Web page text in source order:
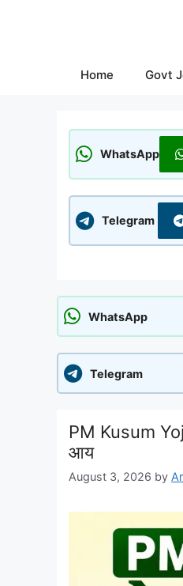
Home Govt
WhatsApp
Telegram
WhatsApp
Telegram
PM Kusum
आय
August 3, 2026 by